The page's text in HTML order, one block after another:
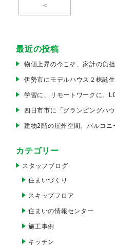
<
最近の投稿
物価上昇の今こそ、家計の負担を軽
伊勢市にモデルハウス２棟誕
学習に、リモートワークに。
四日市市に「グランピングハ
建物2階の屋外空間。バルコニ
カテゴリー
スタッフブログ
住まいづくり
スキップフロア
住まいの情報センター
施工事例
キッチン